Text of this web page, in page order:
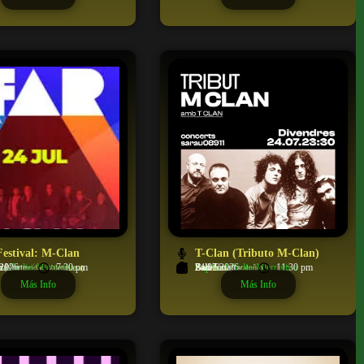
M-Clan
Indie/Alternativo
Norte
(Comunidad Valenciana)
7:30 pm
Más Info
T-Clan (Tributo M-Clan)
Pop/rock/Indie/Alternativo
Sala Sarau
Badalona
Barcelona (Cataluña)
24/07/2026
11:30 pm
Más Info